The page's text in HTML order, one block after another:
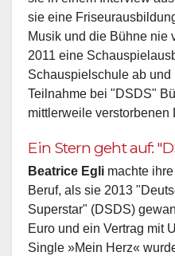
sie eine
Musik und die Bühne nie
2011 eine
Schauspielschule ab und
Teilnahme bei "DSDS"
mittlerweile verstorbenen
Ein Stern geht auf:
Beatrice Egli machte
Beruf, als sie 2013
Superstar" (DSDS)
Euro und ein Vertrag mit
Single »Mein Herz«